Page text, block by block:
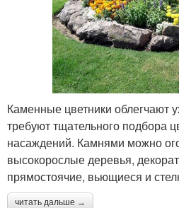
Каменные цветники облегчают
требуют тщательного подбора
насаждений. Камнями можно
высокорослые деревья,
прямостоячие, вьющиеся и
читать дальше →